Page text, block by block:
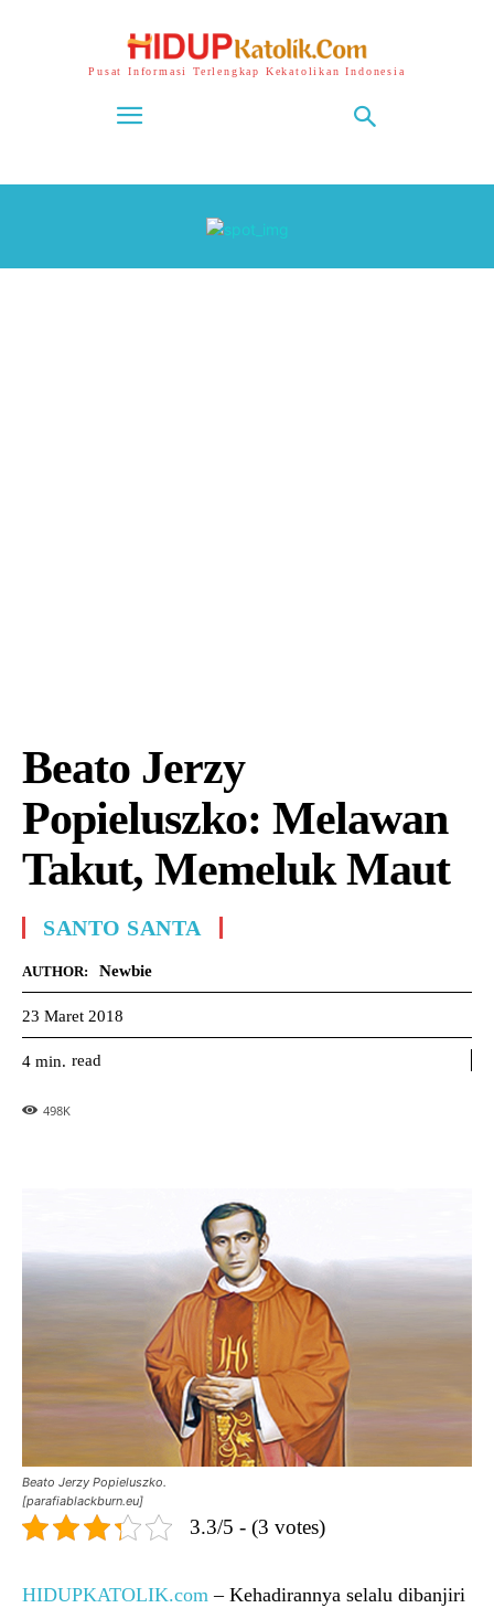
Pusat Informasi Terlengkap Kekatolikan Indonesia
Beato Jerzy
Popieluszko: Melawan
Takut, Memeluk Maut
SANTO SANTA
AUTHOR: Newbie
23 Maret 2018
4 min. read
498K
Beato Jerzy Popieluszko.
[parafiablackburn.eu]
3.3/5 - (3 votes)
HIDUPKATOLIK.com – Kehadirannya selalu dibanjiri